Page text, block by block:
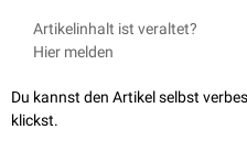
Artikelinhalt ist veraltet?
Hier melden
Du kannst den Artikel selbst
klickst.